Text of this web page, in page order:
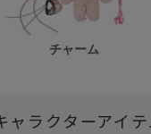
チャーム
ャラクターアイ